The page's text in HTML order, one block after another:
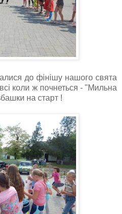
до фінішу нашого свята
коли ж почнеться - "Мильна
на старт !